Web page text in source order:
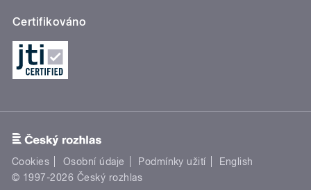
Certifikováno
Cookies Osobní údaje Podmínky užití
English
© 1997-2026 Český rozhlas